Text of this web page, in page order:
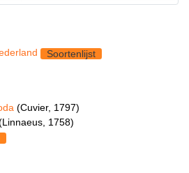
Soortenlijst
(Cuvier, 1797)
1758)